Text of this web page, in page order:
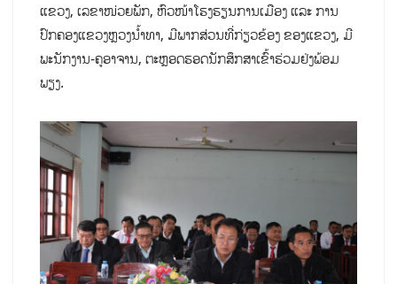
ແຂວງ, ເລຂາໜ່ວຍພັກ, ຫົວໜ້າໂຮງຮຽນການເມືອງ ແລະ ການ
ປົກຄອງແຂວງຫຼວງນໍ້າທາ, ມີ​ພາກສ່ວນທີ່ກ່ຽວຂ້ອງ ຂອງ​ແຂວງ, ມີ
ພະນັກງານ-ຄູອາຈານ, ຕະຫຼອດຮອດນັກ​ສຶກສາເຂົ້າຮ່ວມຢ່ງພ້ອມ
ພຽງ.